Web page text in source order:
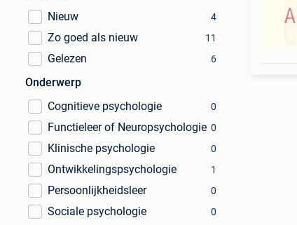
Nieuw
4
Zo goed als nieuw 11
Gelezen 6
Onderwerp
Cognitieve psychologie
0
Functieleer of Neuropsychologie 0
Klinische psychologie 0
Ontwikkelingspsychologie 1
Persoonlijkheidsleer 0
Sociale psychologie 0